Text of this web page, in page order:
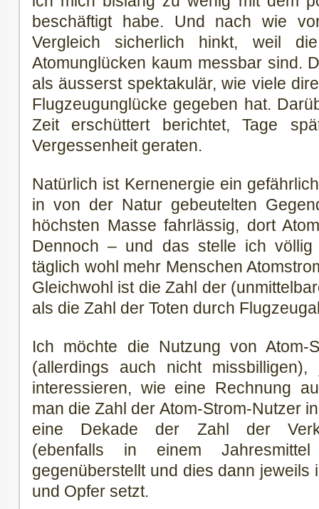
beschäftigt habe. Und nach wie
Vergleich sicherlich hinkt, weil
Atomunglücken kaum messbar sind.
als äusserst spektakulär, wie viele
Flugzeugunglücke gegeben hat.
Zeit erschüttert berichtet, Tage
Vergessenheit geraten.
Natürlich ist Kernenergie ein
in von der Natur gebeutelten
höchsten Masse fahrlässig, dort
Dennoch – und das stelle ich
täglich wohl mehr Menschen
Gleichwohl ist die Zahl der
als die Zahl der Toten durch
Ich möchte die Nutzung von Atom-
(allerdings auch nicht
interessieren, wie eine Rechnung
man die Zahl der Atom-Strom-Nutzer
eine Dekade der Zahl der
(ebenfalls in einem
gegenüberstellt und dies dann jeweils
und Opfer setzt.